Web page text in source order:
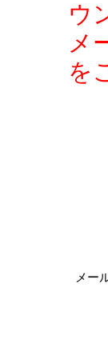
ウ
メ
を
メー